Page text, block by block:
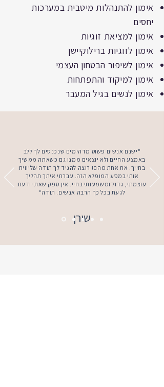
אימון להתנהלות מיטבית במערכות
יחסים
אימון למציאת זוגיות
אימון לזוגיות ברילוקיישן
אימון לשיפור הבטחון העצמי
אימון למיקוד והתפתחות
אימון לנשים בגיל המעבר
"ישנם אנשים פשוט מדהימים שנכנסים לך ללב
באמצע החיים ולא יוצאים ממנו גם כשאתה ממשיך
בחייך. את אחת מהם! רוצה להגיד לך תודה שליווית
אותי במסע המופלא הזה. עברתי איתך תהליך
עוצמתי, גדול ומשמעותי בחיי. אין ספק שאת יודעת
לגעת בכל כך הרבה אנשים. תודה"
שירן